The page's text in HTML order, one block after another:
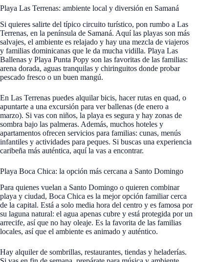
Playa Las Terrenas: ambiente local y diversión en Samaná
Si quieres salirte del típico circuito turístico, pon rumbo a Las
Terrenas, en la península de Samaná. Aquí las playas son más
salvajes, el ambiente es relajado y hay una mezcla de viajeros
y familias dominicanas que le da mucha vidilla. Playa Las
Ballenas y Playa Punta Popy son las favoritas de las familias:
arena dorada, aguas tranquilas y chiringuitos donde probar
pescado fresco o un buen mangú.
En Las Terrenas puedes alquilar bicis, hacer rutas en quad, o
apuntarte a una excursión para ver ballenas (de enero a
marzo). Si vas con niños, la playa es segura y hay zonas de
sombra bajo las palmeras. Además, muchos hoteles y
apartamentos ofrecen servicios para familias: cunas, menús
infantiles y actividades para peques. Si buscas una experiencia
caribeña más auténtica, aquí la vas a encontrar.
Playa Boca Chica: la opción más cercana a Santo Domingo
Para quienes vuelan a Santo Domingo o quieren combinar
playa y ciudad, Boca Chica es la mejor opción familiar cerca
de la capital. Está a solo media hora del centro y es famosa por
su laguna natural: el agua apenas cubre y está protegida por un
arrecife, así que no hay oleaje. Es la favorita de las familias
locales, así que el ambiente es animado y auténtico.
Hay alquiler de sombrillas, restaurantes, tiendas y heladerías.